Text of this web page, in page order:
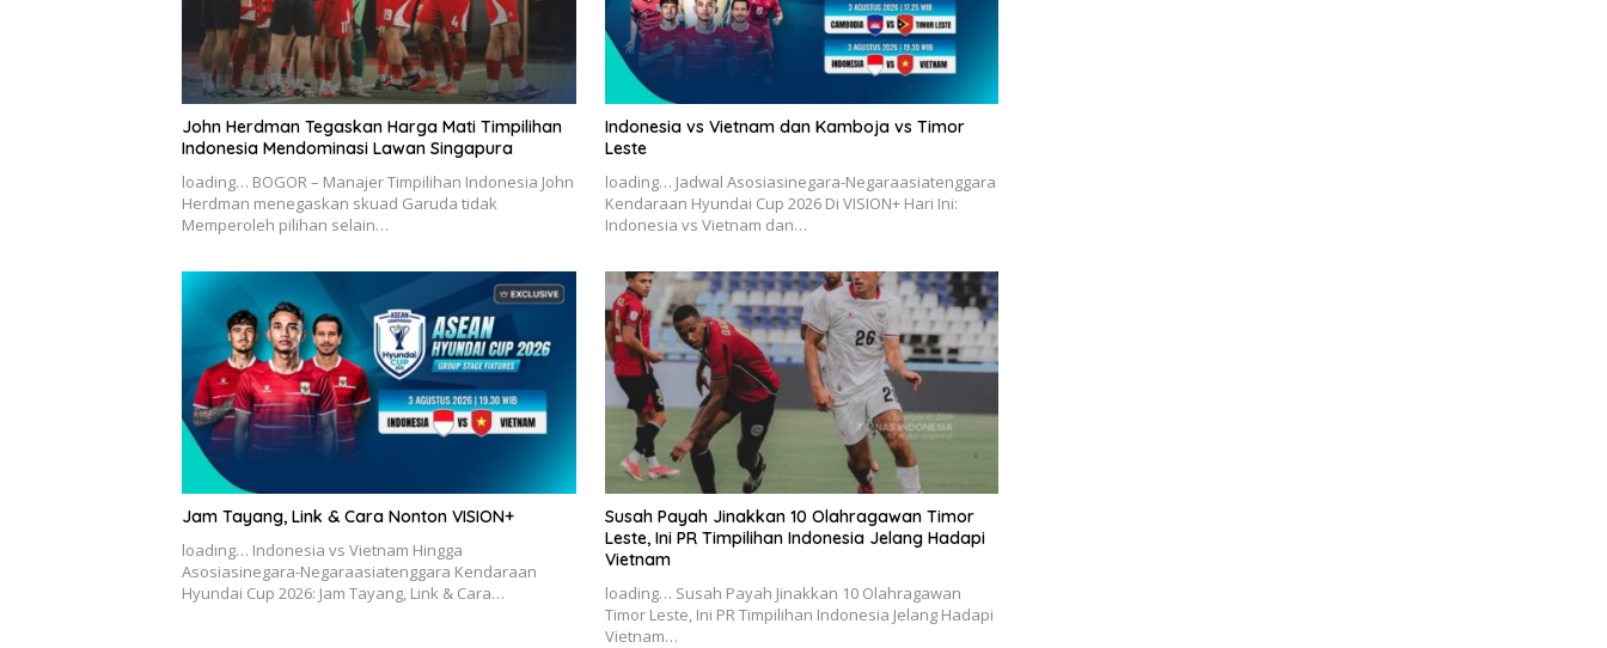
John Herdman Tegaskan Harga Mati Timpilihan
Indonesia Mendominasi Lawan Singapura
loading… BOGOR – Manajer Timpilihan Indonesia John
Herdman menegaskan skuad Garuda tidak
Memperoleh pilihan selain…
Indonesia vs Vietnam dan Kamboja vs Timor
Leste
loading… Jadwal Asosiasinegara-Negaraasiatenggara
Kendaraan Hyundai Cup 2026 Di VISION+ Hari Ini:
Indonesia vs Vietnam dan…
Jam Tayang, Link & Cara Nonton VISION+
loading… Indonesia vs Vietnam Hingga
Asosiasinegara-Negaraasiatenggara Kendaraan
Hyundai Cup 2026: Jam Tayang, Link & Cara…
Susah Payah Jinakkan 10 Olahragawan Timor
Leste, Ini PR Timpilihan Indonesia Jelang Hadapi
Vietnam
loading… Susah Payah Jinakkan 10 Olahragawan
Timor Leste, Ini PR Timpilihan Indonesia Jelang Hadapi
Vietnam…